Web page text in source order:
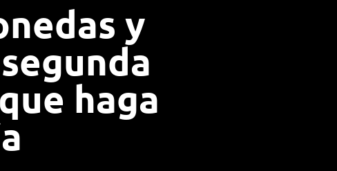
y
haga